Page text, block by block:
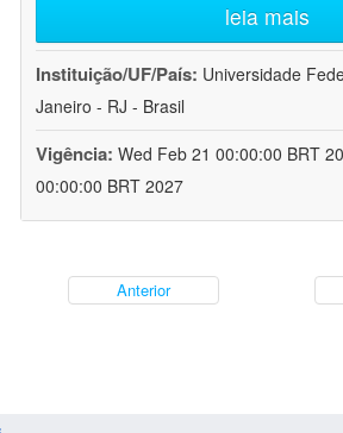
leia mais
Instituição/UF/País: Universidade
Janeiro - RJ - Brasil
Vigência: Wed Feb 21 00:00:00 BRT
00:00:00 BRT 2027
Anterior